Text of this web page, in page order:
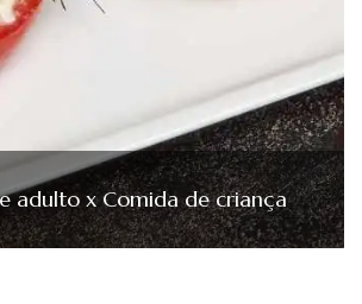
adulto x Comida de criança